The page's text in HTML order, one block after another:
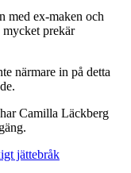
med ex-maken och
mycket prekär
närmare in på detta
Camilla Läckberg
jättebråk